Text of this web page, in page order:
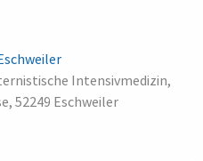
Intensivmedizin,
52249 Eschweiler